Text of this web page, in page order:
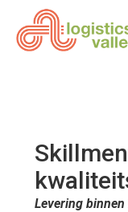
Levering